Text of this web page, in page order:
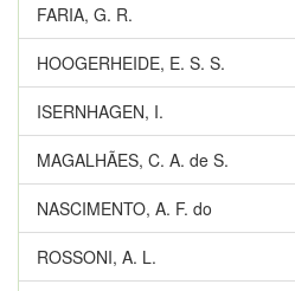
FARIA, G. R.
HOOGERHEIDE, E. S. S.
ISERNHAGEN, I.
MAGALHÃES, C. A. de S.
NASCIMENTO, A. F. do
ROSSONI, A. L.